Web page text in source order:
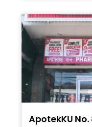
ApotekKU